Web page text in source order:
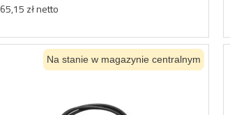
65,15 zł netto
Na stanie w magazynie centralnym